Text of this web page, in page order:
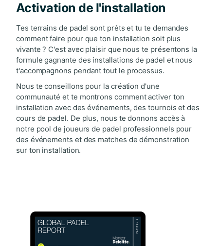
Activation de l'installation
Tes terrains de padel sont prêts et tu te demandes
comment faire pour que ton installation soit plus
vivante ? C'est avec plaisir que nous te présentons la
formule gagnante des installations de padel et nous
t'accompagnons pendant tout le processus.
Nous te conseillons pour la création d'une
communauté et te montrons comment activer ton
installation avec des événements, des tournois et des
cours de padel. De plus, nous te donnons accès à
notre pool de joueurs de padel professionnels pour
des événements et des matches de démonstration
sur ton installation.